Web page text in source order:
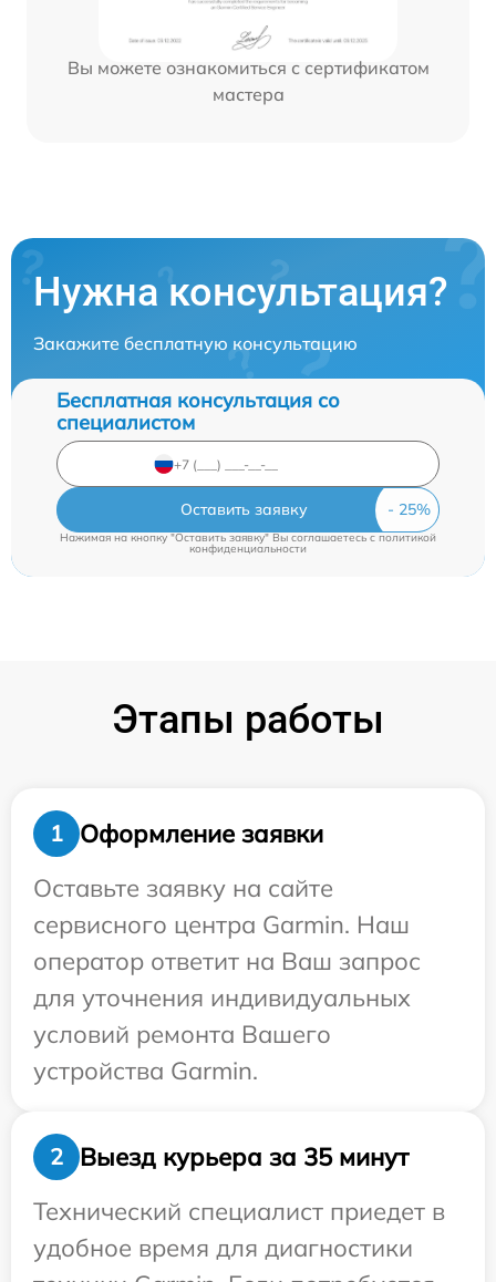
Вы можете ознакомиться с сертификатом
мастера
Нужна консультация?
Закажите бесплатную консультацию
Бесплатная консультация со
специалистом
Оставить заявку
Нажимая на кнопку "Оставить заявку" Вы соглашаетесь cполитикой
конфиденциальности
Этапы работы
1
Оформление заявки
Оставьте заявку на сайте
сервисного центра Garmin. Наш
оператор ответит на Ваш запрос
для уточнения индивидуальных
условий ремонта Вашего
устройства Garmin.
2
Выезд курьера за 35 минут
Технический специалист приедет в
удобное время для диагностики